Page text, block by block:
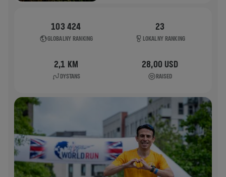
103 424
GLOBALNY RANKING
23
LOKALNY RANKING
2,1 KM
DYSTANS
28,00 USD
RAISED